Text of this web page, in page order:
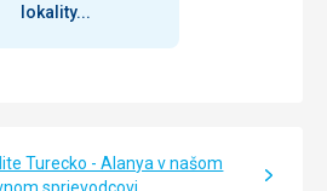
lokality...
Turecko - Alanya v našom
sprievodcovi